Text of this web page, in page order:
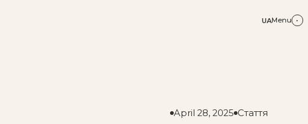
UAMenu
April 28, 2025 Стаття